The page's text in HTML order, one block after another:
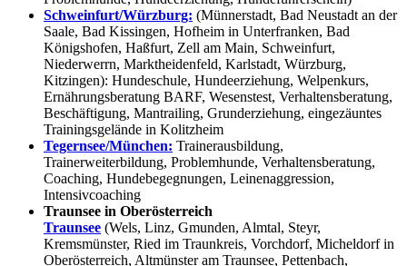
Schweinfurt/Würzburg: (Münnerstadt, Bad Neustadt an der
Saale, Bad Kissingen, Hofheim in Unterfranken, Bad
Königshofen, Haßfurt, Zell am Main, Schweinfurt,
Niederwerrn, Marktheidenfeld, Karlstadt, Würzburg,
Kitzingen): Hundeschule, Hundeerziehung, Welpenkurs,
Ernährungsberatung BARF, Wesenstest, Verhaltensberatung,
Beschäftigung, Mantrailing, Grunderziehung, eingezäuntes
Trainingsgelände in Kolitzheim
Tegernsee/München: Trainerausbildung,
Trainerweiterbildung, Problemhunde, Verhaltensberatung,
Coaching, Hundebegegnungen, Leinenaggression,
Intensivcoaching
Traunsee in Oberösterreich
Traunsee (Wels, Linz, Gmunden, Almtal, Steyr,
Kremsmünster, Ried im Traunkreis, Vorchdorf, Micheldorf in
Oberösterreich, Altmünster am Traunsee, Pettenbach,